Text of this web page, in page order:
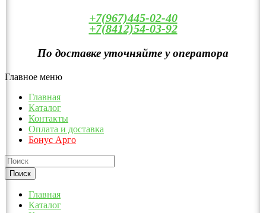
+7(967)445-02-40
+7(8412)54-03-92
По доставке уточняйте у оператора
Главное меню
Главная
Каталог
Контакты
Оплата и доставка
Бонус Арго
Главная
Каталог